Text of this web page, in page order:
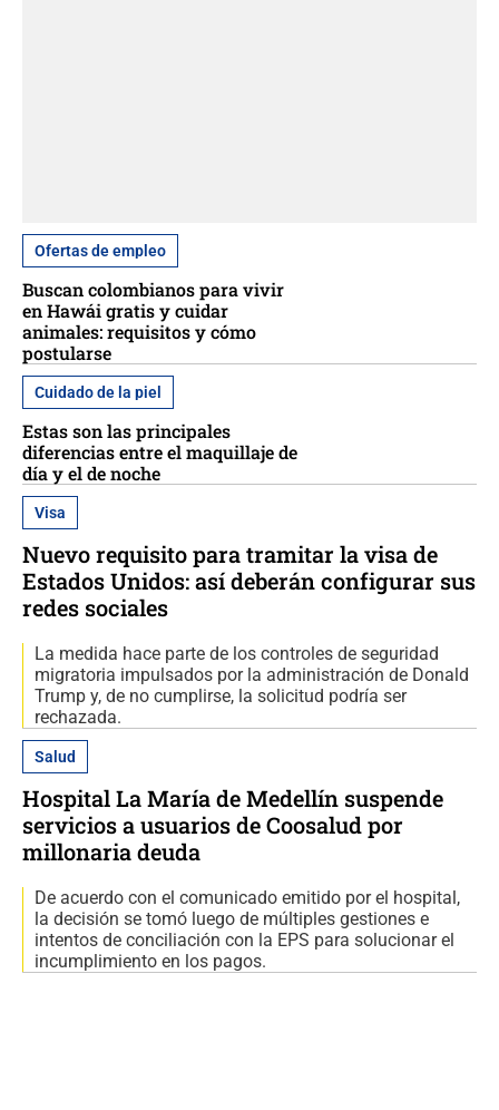
Ofertas de empleo
Buscan colombianos para vivir
en Hawái gratis y cuidar
animales: requisitos y cómo
postularse
Cuidado de la piel
Estas son las principales
diferencias entre el maquillaje de
día y el de noche
Visa
Nuevo requisito para tramitar la visa de
Estados Unidos: así deberán configurar sus
redes sociales
La medida hace parte de los controles de seguridad
migratoria impulsados por la administración de Donald
Trump y, de no cumplirse, la solicitud podría ser
rechazada.
Salud
Hospital La María de Medellín suspende
servicios a usuarios de Coosalud por
millonaria deuda
De acuerdo con el comunicado emitido por el hospital,
la decisión se tomó luego de múltiples gestiones e
intentos de conciliación con la EPS para solucionar el
incumplimiento en los pagos.